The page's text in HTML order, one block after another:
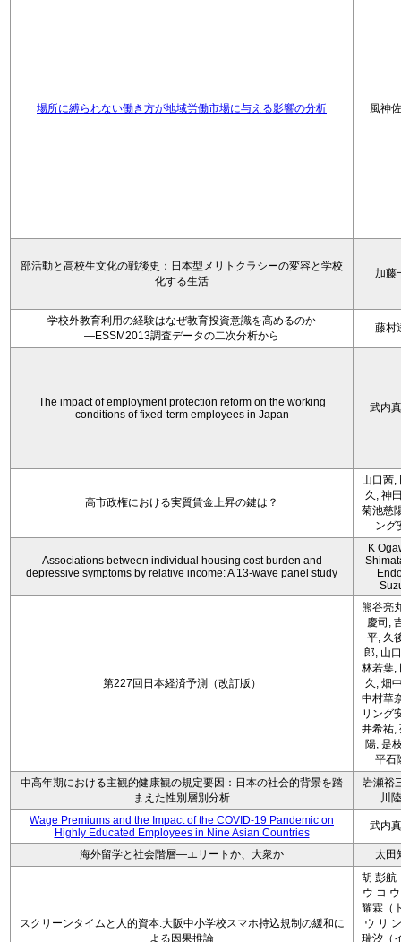
場所に縛られない働き方が地域労働市場に与える影響の分析 風神
部活動と高校生文化の戦後史：日本型メリトクラシーの変容と学校
化する生活
加藤
学校外教育利用の経験はなぜ教育投資意識を高めるのか
―ESSM2013調査データの二次分析から
藤村
The impact of employment protection reform on the working
conditions of fixed-term employees in Japan
武内
高市政権における実質賃金上昇の鍵は？
山口茜,
久, 神
菊池慈
ング
Associations between individual housing cost burden and
depressive symptoms by relative income: A 13-wave panel study
K
第227回日本経済予測（改訂版）
熊谷亮
慶司,
平, 久
郎, 山
林若葉,
久, 畑
中村華
リング
井希祐,
陽, 是
平石
中高年期における主観的健康観の規定要因：日本の社会的背景を踏
まえた性別層別分析
岩瀬裕
川
Wage Premiums and the Impact of the COVID‑19 Pandemic on
Highly Educated Employees in Nine Asian Countries
武内
海外留学と社会階層―エリートか、大衆か 太田
スクリーンタイムと人的資本:大阪中小学校スマホ持込規制の緩和に
よる因果推論
胡 彭航
ウ コ
耀霖（
ウ リ
瑞汐（